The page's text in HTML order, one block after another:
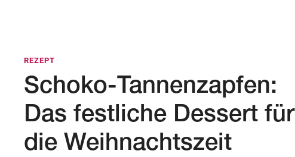
REZEPT
Schoko-Tannenzapfen:
Das festliche Dessert für
die Weihnachtszeit